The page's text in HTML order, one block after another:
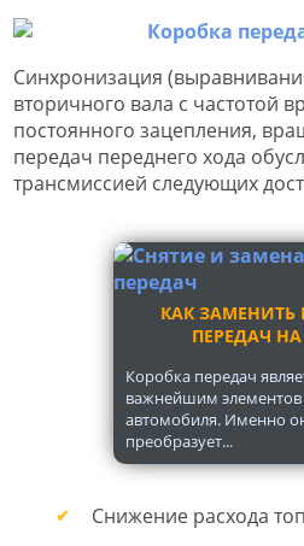
Синхронизация
вторичного вала с частотой
постоянного зацепления,
передач переднего хода
трансмиссией следующих
КАК ЗАМЕНИТЬ
ПЕРЕДАЧ НА
Коробка передач
важнейшим
автомобиля. Именно
преобразует...
Снижение расхода